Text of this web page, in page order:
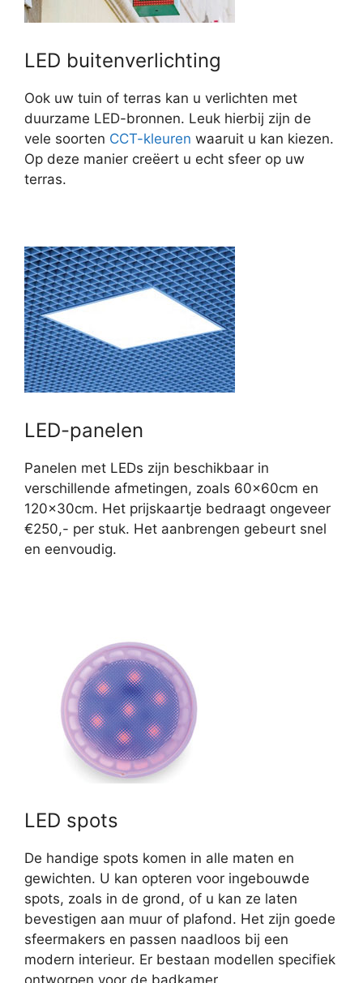
LED buitenverlichting
Ook uw tuin of terras kan u verlichten met
duurzame LED-bronnen. Leuk hierbij zijn de
vele soorten CCT-kleuren waaruit u kan kiezen.
Op deze manier creëert u echt sfeer op uw
terras.
LED-panelen
Panelen met LEDs zijn beschikbaar in
verschillende afmetingen, zoals 60x60cm en
120x30cm. Het prijskaartje bedraagt ongeveer
€250,- per stuk. Het aanbrengen gebeurt snel
en eenvoudig.
LED spots
De handige spots komen in alle maten en
gewichten. U kan opteren voor ingebouwde
spots, zoals in de grond, of u kan ze laten
bevestigen aan muur of plafond. Het zijn goede
sfeermakers en passen naadloos bij een
modern interieur. Er bestaan modellen specifiek